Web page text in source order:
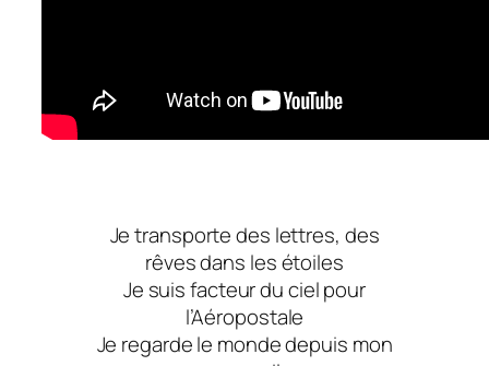
Je transporte des lettres, des
rêves dans les étoiles
Je suis facteur du ciel pour
l’Aéropostale
Je regarde le monde depuis mon